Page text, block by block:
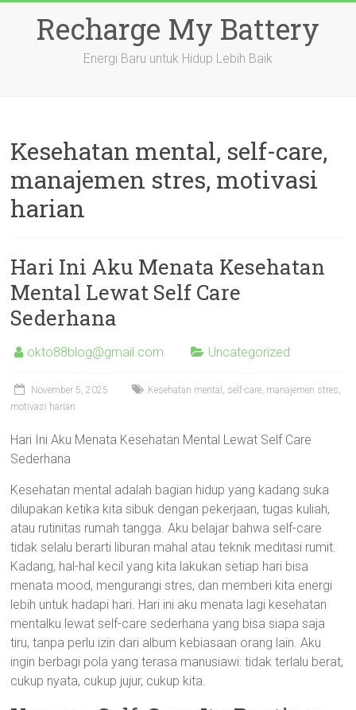
contentRecharge My Battery
Energi Baru untuk Hidup Lebih Baik
Kesehatan mental, self-care,
manajemen stres, motivasi
harian
Hari Ini Aku Menata Kesehatan
Mental Lewat Self Care
Sederhana
okto88blog@gmail.com Uncategorized
November 5, 2025
Kesehatan mental, self-care, manajemen stres,
motivasi harian
Hari Ini Aku Menata Kesehatan Mental Lewat Self Care
Sederhana
Kesehatan mental adalah bagian hidup yang kadang suka
dilupakan ketika kita sibuk dengan pekerjaan, tugas kuliah,
atau rutinitas rumah tangga. Aku belajar bahwa self-care
tidak selalu berarti liburan mahal atau teknik meditasi rumit.
Kadang, hal-hal kecil yang kita lakukan setiap hari bisa
menata mood, mengurangi stres, dan memberi kita energi
lebih untuk hadapi hari. Hari ini aku menata lagi kesehatan
mentalku lewat self-care sederhana yang bisa siapa saja
tiru, tanpa perlu izin dari album kebiasaan orang lain. Aku
ingin berbagi pola yang terasa manusiawi: tidak terlalu berat,
cukup nyata, cukup jujur, cukup kita.